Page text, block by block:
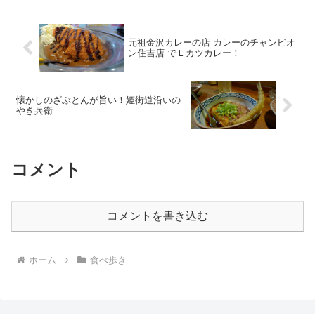
元祖金沢カレーの店 カレーのチャンピオ
ン住吉店 でＬカツカレー！
懐かしのざぶとんが旨い！姫街道沿いの
やき兵衛
コメント
コメントを書き込む
ホーム 食べ歩き